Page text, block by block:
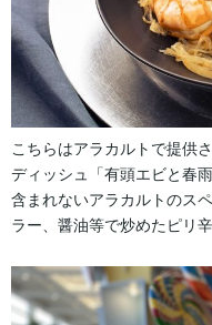
こちらはアラカルトで提供
ディッシュ「有頭エビと春
含まれないアラカルトのス
ラー、醤油等で炒めたピリ